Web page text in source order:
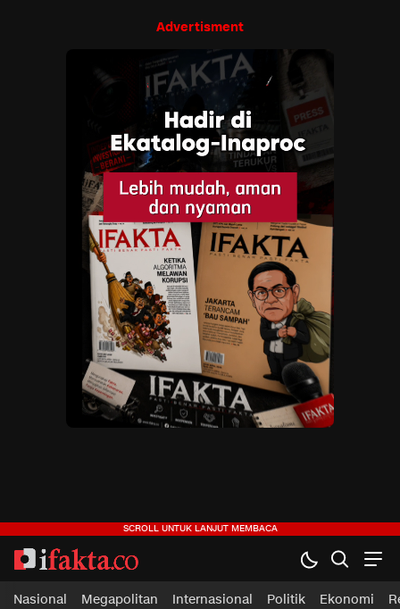
Advertisment
ifakta.co
#pastibenar
Nasional Megapolitan Internasional Politik Ekonomi